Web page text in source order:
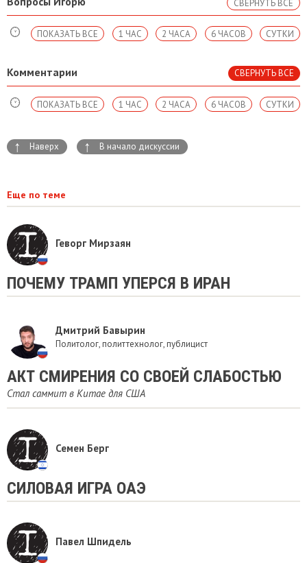
СВЕРНУТЬ ВСЕ
СУТКИ
6 ЧАСОВ
2 ЧАСА
1 ЧАС
ПОКАЗАТЬ ВСЕ
Комментарии СВЕРНУТЬ ВСЕ
СУТКИ
6 ЧАСОВ
2 ЧАСА
1 ЧАС
ПОКАЗАТЬ ВСЕ
↑ Наверх ↑ В начало дискуссии
Еще по теме
Геворг Мирзаян
​ПОЧЕМУ ТРАМП УПЕРСЯ В ИРАН
Дмитрий Бавырин
Политолог, политтехнолог, публицист
АКТ СМИРЕНИЯ СО СВОЕЙ СЛАБОСТЬЮ
Стал саммит в Китае для США
Семен Берг
СИЛОВАЯ ИГРА ОАЭ
Павел Шпидель